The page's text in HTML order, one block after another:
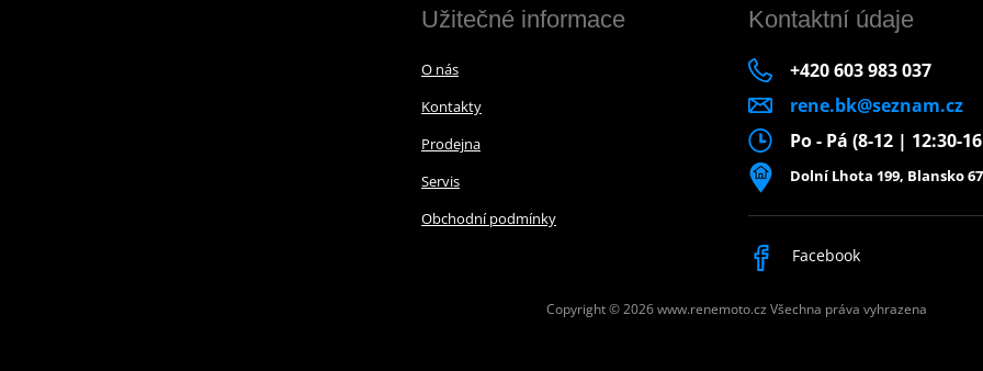
Užitečné informace
O nás
Kontakty
Prodejna
Servis
Obchodní podmínky
Kontaktní údaje
+420 603 983 037
rene.bk@seznam.cz
Po - Pá (8-12 | 12:30-
Dolní Lhota 199, Blansko
Facebook
Copyright © 2026 www.renemoto.cz Všechna práva vyhrazena